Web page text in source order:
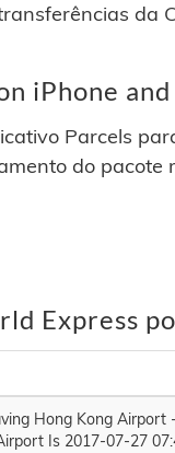
da
iPhone
Parcels
do pacote
Express
Hong Kong
Is 2017-07-27